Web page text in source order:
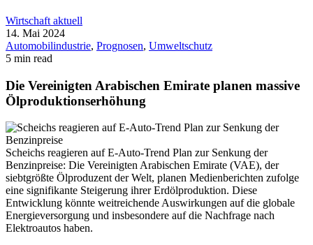
Wirtschaft aktuell
14. Mai 2024
Automobilindustrie, Prognosen, Umweltschutz
5 min read
Die Vereinigten Arabischen Emirate planen massive
Ölproduktionserhöhung
Scheichs reagieren auf E-Auto-Trend Plan zur Senkung der
Benzinpreise: Die Vereinigten Arabischen Emirate (VAE), der
siebtgrößte Ölproduzent der Welt, planen Medienberichten zufolge
eine signifikante Steigerung ihrer Erdölproduktion. Diese
Entwicklung könnte weitreichende Auswirkungen auf die globale
Energieversorgung und insbesondere auf die Nachfrage nach
Elektroautos haben.